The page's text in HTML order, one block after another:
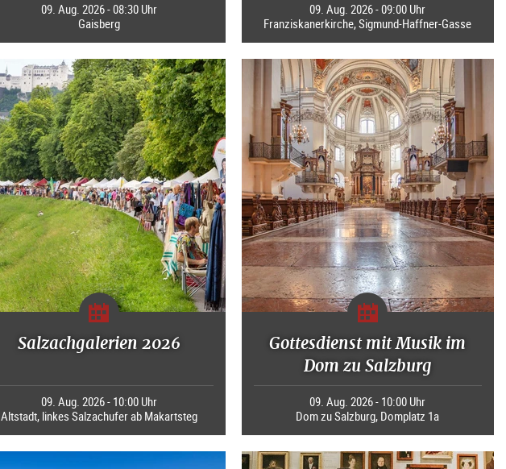
09. Aug. 2026 - 08:30 Uhr
Gaisberg
09. Aug. 2026 - 09:00 Uhr
Franziskanerkirche, Sigmund-Haffner-Gasse
Salzachgalerien 2026
09. Aug. 2026 - 10:00 Uhr
Altstadt, linkes Salzachufer ab Makartsteg
Gottesdienst mit Musik im
Dom zu Salzburg
09. Aug. 2026 - 10:00 Uhr
Dom zu Salzburg, Domplatz 1a